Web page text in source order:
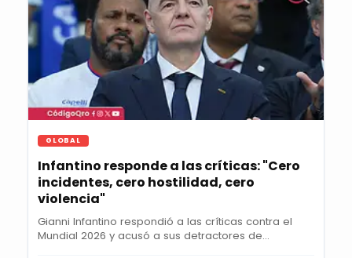
GLOBAL
Infantino responde a las críticas: "Cero
incidentes, cero hostilidad, cero
violencia"
Gianni Infantino respondió a las críticas contra el
Mundial 2026 y acusó a sus detractores de...